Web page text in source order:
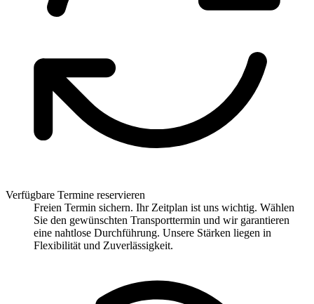
Verfügbare Termine reservieren
Freien Termin sichern. Ihr Zeitplan ist uns wichtig. Wählen
Sie den gewünschten Transporttermin und wir garantieren
eine nahtlose Durchführung. Unsere Stärken liegen in
Flexibilität und Zuverlässigkeit.